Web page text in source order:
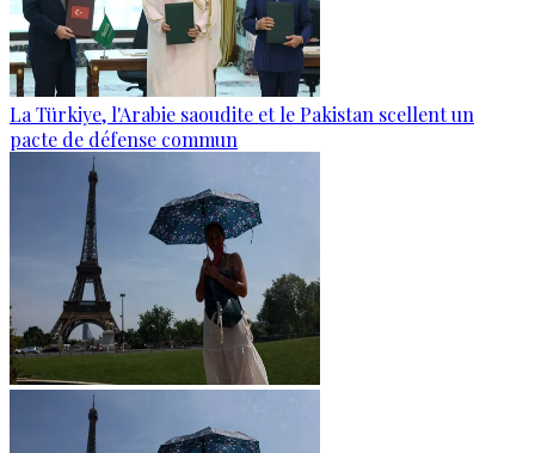
La Türkiye, l'Arabie saoudite et le Pakistan scellent un
pacte de défense commun